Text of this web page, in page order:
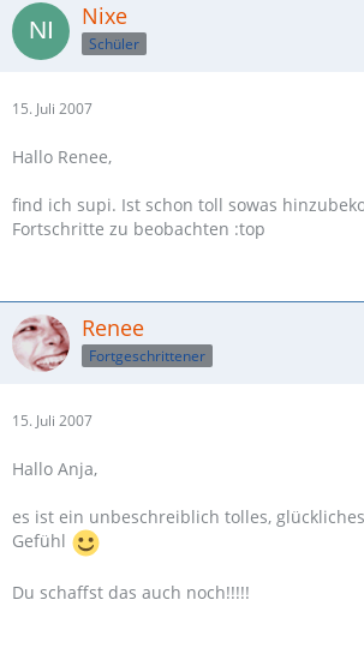
Nixe
Schüler
15. Juli 2007
Hallo Renee,
find ich supi. Ist schon toll sowas
Fortschritte zu beobachten :top
Renee
Fortgeschrittener
15. Juli 2007
Hallo Anja,
es ist ein unbeschreiblich tolles,
Gefühl
Du schaffst das auch noch!!!!!